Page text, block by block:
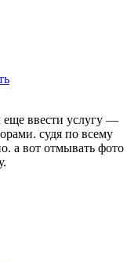
еще ввести услугу —
судя по всему
а вот отмывать фото